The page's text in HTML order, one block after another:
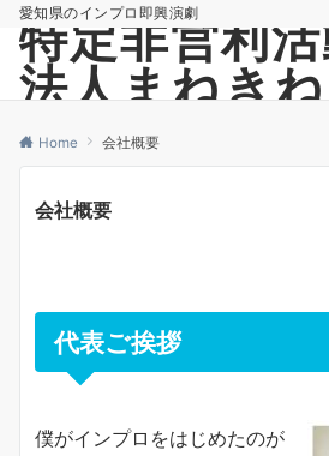
愛知県のインプロ即興演劇
特定非営利
法人まねき
Home 会社概要
会社概要
代表ご挨拶
僕がインプロをはじめたのが